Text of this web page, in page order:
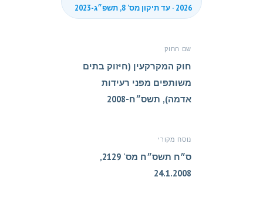
2026 · עד תיקון מס' 8, תשפ״ג-2023
שם החוק
חוק המקרקעין (חיזוק בתים
משותפים מפני רעידות
אדמה), תשס״ח-2008
נוסח מקורי
ס״ח תשס״ח מס' 2129,
24.1.2008